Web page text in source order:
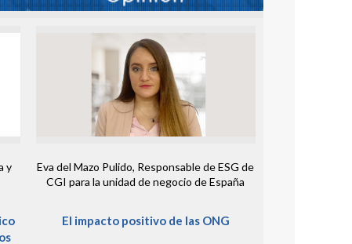
y
Eva del Mazo Pulido, Responsable de ESG de
CGI para la unidad de negocio de España
El impacto positivo de las ONG